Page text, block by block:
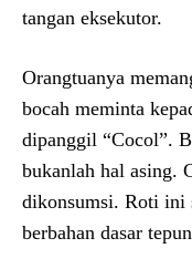
tangan eksekutor.
Orangtuanya
bocah meminta
dipanggil “Cocol”.
bukanlah hal asing.
dikonsumsi. Roti ini
berbahan dasar